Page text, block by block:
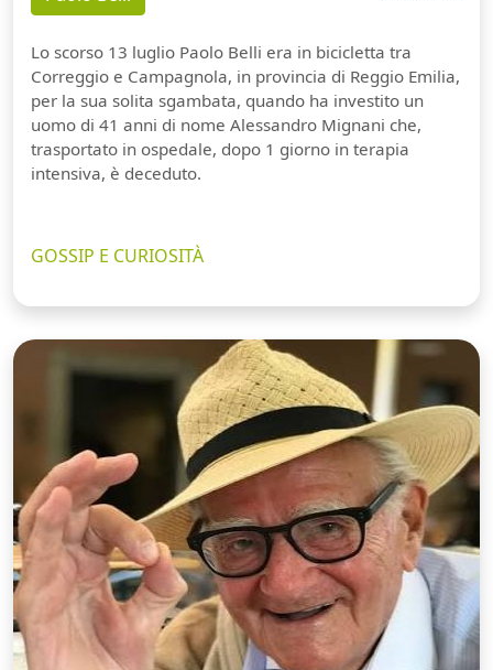
Lo scorso 13 luglio Paolo Belli era in bicicletta tra
Correggio e Campagnola, in provincia di Reggio Emilia,
per la sua solita sgambata, quando ha investito un
uomo di 41 anni di nome Alessandro Mignani che,
trasportato in ospedale, dopo 1 giorno in terapia
intensiva, è deceduto.
GOSSIP E CURIOSITÀ